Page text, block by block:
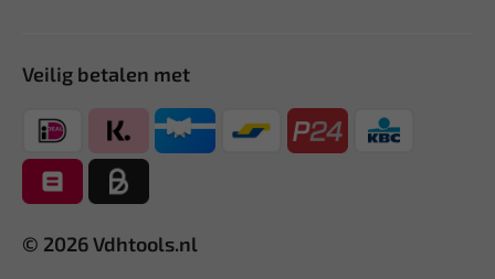
Veilig betalen met
© 2026 Vdhtools.nl